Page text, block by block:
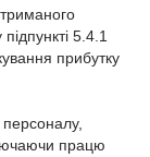
5.4.1
прибутку
працю